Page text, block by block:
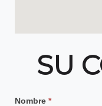
SU
Contacto
Nombre *